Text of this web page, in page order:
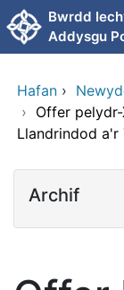
Neidio i'r prif
Bwrdd
Addysgu
Hafan ›
› Offer
Llandrindod a'r
Archif